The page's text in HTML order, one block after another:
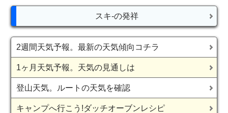
スキ-の発祥
2週間天気予報。最新の天気傾向コチラ
1ヶ月天気予報。天気の見通しは
登山天気。ルートの天気を確認
キャンプへ行こう!ダッチオーブンレシピ